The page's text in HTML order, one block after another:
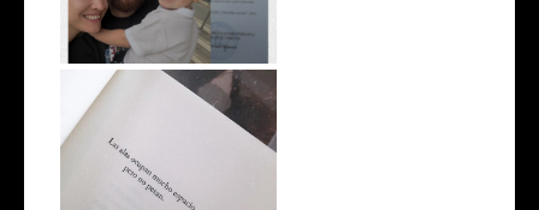
Primera muestra en Croacia